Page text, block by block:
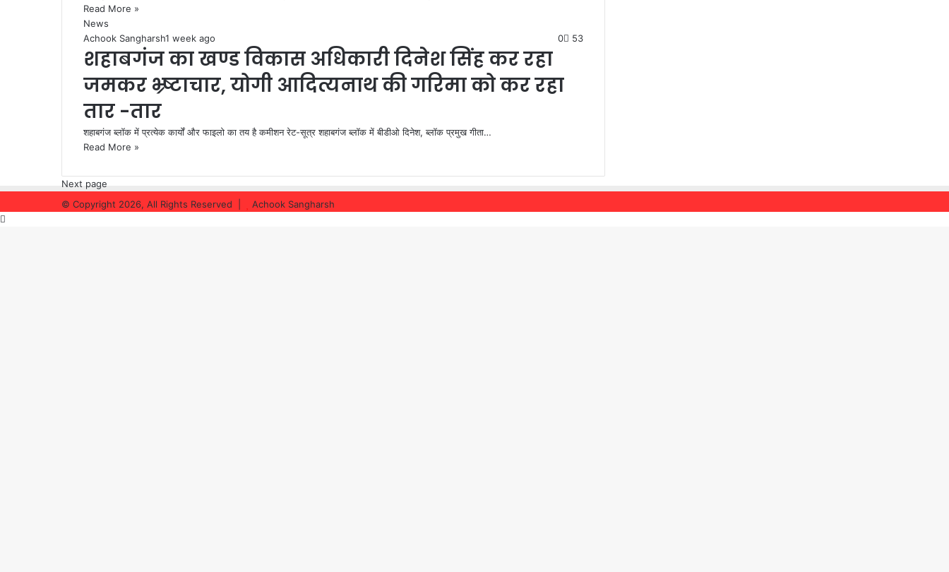
Read More »
News
Achook Sangharsh1 week ago 0 53
शहाबगंज का खण्ड विकास अधिकारी दिनेश सिंह कर रहा
जमकर भ्र्ष्टाचार, योगी आदित्यनाथ की गरिमा को कर रहा
तार -तार
शहाबगंज ब्लॉक में प्रत्येक कार्यों और फाइलो का तय है कमीशन रेट-सूत्र शहाबगंज ब्लॉक में बीडीओ दिनेश, ब्लॉक प्रमुख गीता…
Read More »
Next page
© Copyright 2026, All Rights Reserved |
Achook Sangharsh